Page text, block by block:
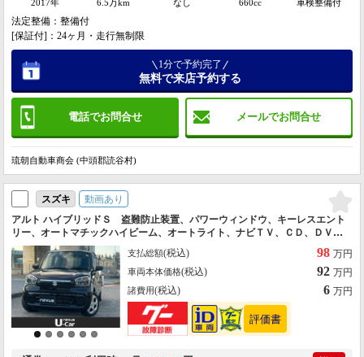
2017年 6.5万km なし 660cc 車検整備付
法定整備：整備付
[保証付]：24ヶ月・走行無制限
電話でお問合せ メールでお問合せ
1分で予約完了
無料で来店予約する
琉朝自動車商会 (中頭郡読谷村)
スズキ
動画あり
アルト ハイブリッドＳ 盗難防止装置、パワーウィンドウ、キーレスエント
リー、オートマチックハイビーム、オートライト、ナビＴＶ、ＣＤ、ＤＶ
Ｄ、Ｂｌｕｅｔｏｏｔｈ、バックカメラ、ＥＴＣ
支払総額(税込) 98 万円
車両本体価格(税込) 92 万円
諸費用(税込) 6 万円